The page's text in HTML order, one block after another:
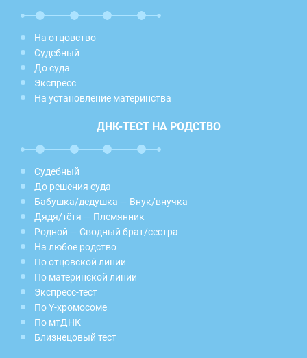
На отцовство
Судебный
До суда
Экспресс
На установление материнства
ДНК-ТЕСТ НА РОДСТВО
Судебный
До решения суда
Бабушка/дедушка — Внук/внучка
Дядя/тётя — Племянник
Родной — Сводный брат/сестра
На любое родство
По отцовской линии
По материнской линии
Экспресс-тест
По Y-хромосоме
По мтДНК
Близнецовый тест